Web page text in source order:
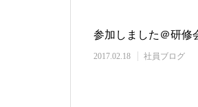
参加しました＠研修
2017.02.18 社員ブログ